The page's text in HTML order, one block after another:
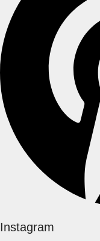
Instagram